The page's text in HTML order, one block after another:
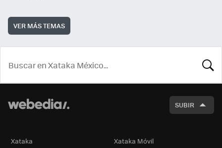
VER MÁS TEMAS
SUBIR
Xataka Xataka Móvil